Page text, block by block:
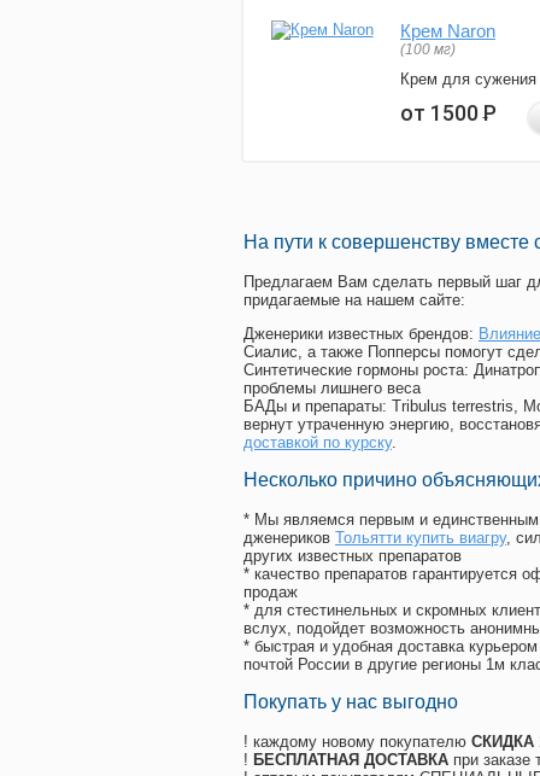
Крем Naron
(100 мг)
Крем для
от 1500Р
На пути к совершенству вместе
Предлагаем Вам сделать первый шаг
придагаемые на нашем сайте:
Дженерики известных брендов:
Сиалис, а также Попперсы помогут
Синтетические гормоны роста:
проблемы лишнего веса
БАДы и препараты: Tribulus terrestris,
вернут утраченную энергию,
доставкой по курску.
Несколько причино
* Мы являемся первым и единственным
дженериков Тольятти купить виагру,
других известных препаратов
* качество препаратов гарантируется
продаж
* для стестинельных и скромных
вслух, подойдет возможность
* быстрая и удобная доставка
почтой России в другие регионы 1м
Покупать у нас выгодно
! каждому новому покупателю СКИДКА
! БЕСПЛАТНАЯ ДОСТАВКА при